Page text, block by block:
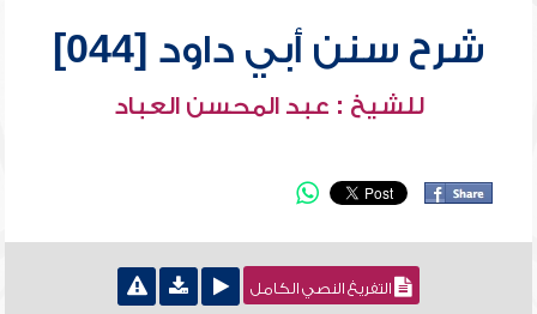
شرح سنن أبي داود [044]
للشيخ : عبد المحسن العباد
التفريغ النصي الكامل